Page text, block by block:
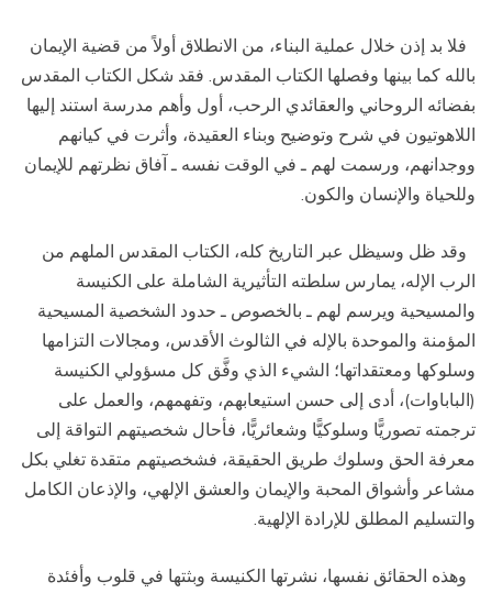
فلا بد إذن خلال عملية البناء، من الانطلاق أولاً من قضية الإيمان
بالله كما بينها وفصلها الكتاب المقدس. فقد شكل الكتاب المقدس
بفضائه الروحاني والعقائدي الرحب، أول وأهم مدرسة استند إليها
اللاهوتيون في شرح وتوضيح وبناء العقيدة، وأثرت في كيانهم
ووجدانهم، ورسمت لهم ـ في الوقت نفسه ـ آفاق نظرتهم للإيمان
وللحياة والإنسان والكون.
وقد ظل وسيظل عبر التاريخ كله، الكتاب المقدس الملهم من
الرب الإله، يمارس سلطته التأثيرية الشاملة على الكنيسة
والمسيحية ويرسم لهم ـ بالخصوص ـ حدود الشخصية المسيحية
المؤمنة والموحدة بالإله في الثالوث الأقدس، ومجالات التزامها
وسلوكها ومعتقداتها؛ الشيء الذي وفَّق كل مسؤولي الكنيسة
(الباباوات)، أدى إلى حسن استيعابهم، وتفهمهم، والعمل على
ترجمته تصوريًّا وسلوكيًّا وشعائريًّا، فأحال شخصيتهم التواقة إلى
معرفة الحق وسلوك طريق الحقيقة، فشخصيتهم متقدة تغلي بكل
مشاعر وأشواق المحبة والإيمان والعشق الإلهي، والإذعان الكامل
والتسليم المطلق للإرادة الإلهية.
وهذه الحقائق نفسها، نشرتها الكنيسة وبثتها في قلوب وأفئدة